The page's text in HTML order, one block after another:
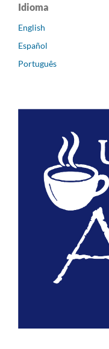
Idioma
English
Español
Português